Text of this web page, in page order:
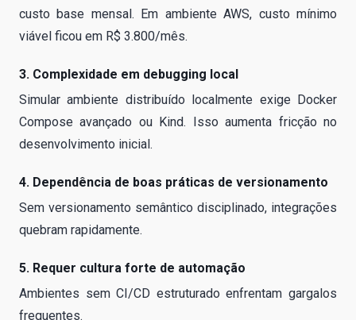
custo base mensal. Em ambiente AWS, custo mínimo
viável ficou em R$ 3.800/mês.
3. Complexidade em debugging local
Simular ambiente distribuído localmente exige Docker
Compose avançado ou Kind. Isso aumenta fricção no
desenvolvimento inicial.
4. Dependência de boas práticas de versionamento
Sem versionamento semântico disciplinado, integrações
quebram rapidamente.
5. Requer cultura forte de automação
Ambientes sem CI/CD estruturado enfrentam gargalos
frequentes.